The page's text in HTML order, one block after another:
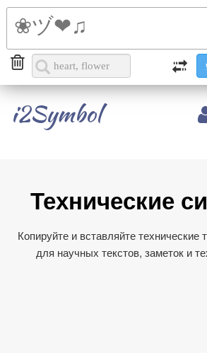
i2Symbol
Технические
Копируйте и вставляйте
для научных текстов, заметок и